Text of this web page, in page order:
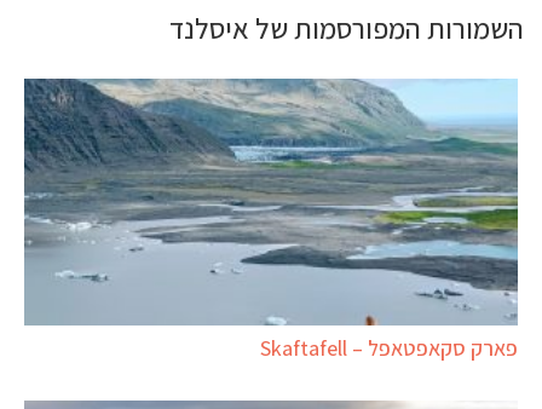
השמורות המפורסמות של איסלנד
פארק סקאפטאפל – Skaftafell